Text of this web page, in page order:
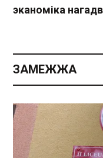
эканоміка
ЗАМЕЖЖА